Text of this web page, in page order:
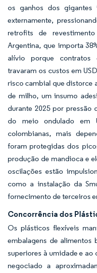
os ganhos dos gigantes
externamente,
retrofits de
Argentina, que importa
alívio porque contratos
travaram os custos em
risco cambial que distorce
de milho, um insumo
durante 2025 por pressão
do meio ondulado em
colombianas, mais
foram protegidas dos
produção de mandioca e
oscilações estão
como a instalação da
fornecimento de terceiros
Concorrência dos
Os plásticos flexíveis
embalagens de alimentos
superiores à umidade e
negociado a